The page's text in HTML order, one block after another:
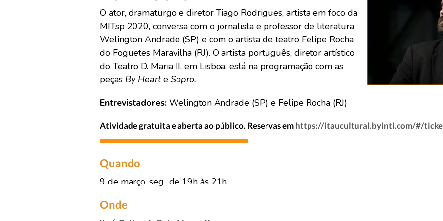
O ator, dramaturgo e diretor Tiago Rodrigues, artista em foco da
MITsp 2020, conversa com o jornalista e professor de literatura
Welington Andrade (SP) e com o artista de teatro Felipe Rocha,
do Foguetes Maravilha (RJ). O artista português, diretor artístico
do Teatro D. Maria II, em Lisboa, está na programação com as
peças By Hearte Sopro.
Entrevistadores: Welington Andrade (SP) e Felipe Rocha (RJ)
Atividade gratuita e aberta ao público. Reservas emhttps://itaucultural.byinti.com/#/
Quando
9 de março, seg., de 19h às 21h
Onde